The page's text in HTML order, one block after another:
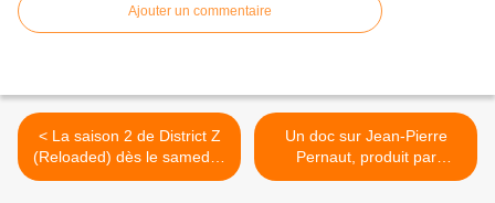
Ajouter un commentaire
< La saison 2 de District Z
(Reloaded) dès le samedi 4
décembre sur TF1.
Un doc sur Jean-Pierre
Pernaut, produit par
Guillaume Genton, le 9